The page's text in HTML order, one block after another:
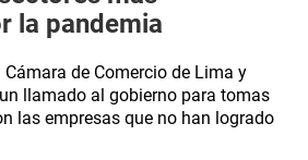
la pandemia
Cámara de Comercio de Lima y
llamado al gobierno para tomas
las empresas que no han logrado